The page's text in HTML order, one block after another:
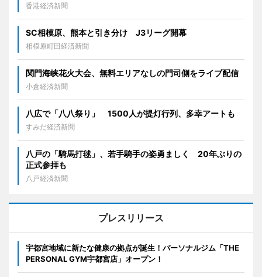
香港経済新聞
SC相模原、熊本と引き分け J3リーグ開幕
相模原町田経済新聞
関門海峡花火大会、無料エリアなしの門司側をライブ配信
小倉経済新聞
八広で「八八祭り」 1500人が提灯行列、多幸アートも
すみだ経済新聞
八戸の「騎馬打毬」、若手騎手の姿勇ましく 20年ぶりの
正式参拝も
八戸経済新聞
プレスリリース
宇都宮地域に新たな健康の拠点が誕生！パーソナルジム「THE
PERSONAL GYM宇都宮店」オープン！